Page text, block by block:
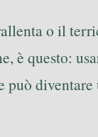
o il
è questo:
può